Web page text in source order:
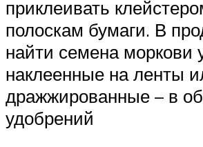
приклеивать
полоскам бумаги. В
найти семена моркови
наклеенные на ленты
дражжированные – в
удобрений